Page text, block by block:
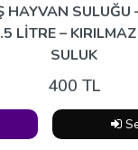
HAYVAN SULUĞU
LİTRE –
SULUK
400 TL